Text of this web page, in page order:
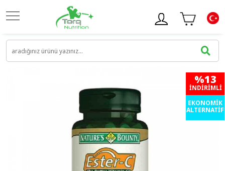
%13
İNDIRIMLI
EKONOMİK
ALTERNATİF